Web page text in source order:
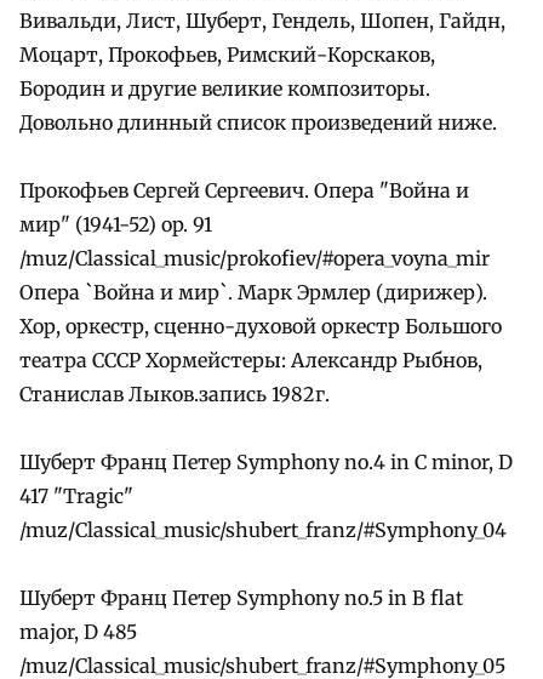
Вивальди, Лист, Шуберт, Гендель, Шопен, Гайдн,
Моцарт, Прокофьев, Римский-Корскаков,
Бородин и другие великие композиторы.
Довольно длинный список произведений ниже.
Прокофьев Сергей Сергеевич. Опера "Война и
мир" (1941-52) op. 91
/muz/Classical_music/prokofiev/#opera_voyna_mir
Опера `Война и мир`. Марк Эрмлер (дирижер).
Хор, оркестр, сценно-духовой оркестр Большого
театра СССР Хормейстеры: Александр Рыбнов,
Станислав Лыков.запись 1982г.
Шуберт Франц Петер Symphony no.4 in C minor, D
417 "Tragic"
/muz/Classical_music/shubert_franz/#Symphony_04
Шуберт Франц Петер Symphony no.5 in B flat
major, D 485
/muz/Classical_music/shubert_franz/#Symphony_05